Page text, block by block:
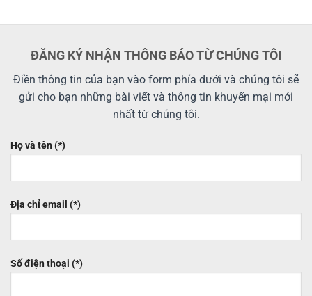
ĐĂNG KÝ NHẬN THÔNG BÁO TỪ CHÚNG TÔI
Điền thông tin của bạn vào form phía dưới và chúng tôi sẽ
gửi cho bạn những bài viết và thông tin khuyến mại mới
nhất từ chúng tôi.
Họ và tên (*)
Địa chỉ email (*)
Số điện thoại (*)